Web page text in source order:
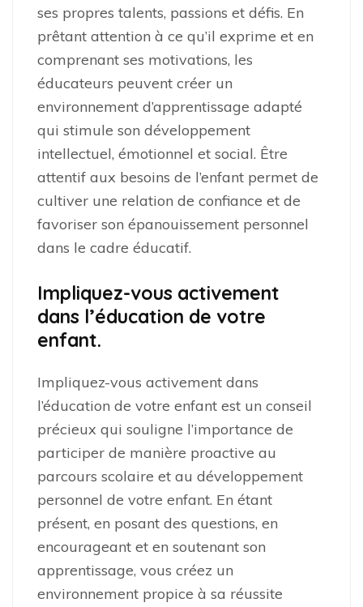
ses propres talents, passions et défis. En
prêtant attention à ce qu’il exprime et en
comprenant ses motivations, les
éducateurs peuvent créer un
environnement d’apprentissage adapté
qui stimule son développement
intellectuel, émotionnel et social. Être
attentif aux besoins de l’enfant permet de
cultiver une relation de confiance et de
favoriser son épanouissement personnel
dans le cadre éducatif.
Impliquez-vous activement
dans l’éducation de votre
enfant.
Impliquez-vous activement dans
l’éducation de votre enfant est un conseil
précieux qui souligne l’importance de
participer de manière proactive au
parcours scolaire et au développement
personnel de votre enfant. En étant
présent, en posant des questions, en
encourageant et en soutenant son
apprentissage, vous créez un
environnement propice à sa réussite